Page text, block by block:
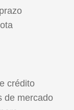
crédito
de mercado